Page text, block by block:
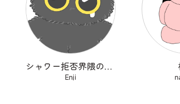
シャワー拒否界隈の子猫 ノワ
Enji